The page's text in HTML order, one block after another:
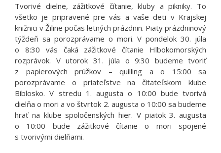
Tvorivé dielne, zážitkové čítanie, kluby a pikniky. To
všetko je pripravené pre vás a vaše deti v Krajskej
knižnici v Žiline počas letných prázdnin. Piaty prázdninový
týždeň sa porozprávame o mori. V pondelok 30. júla
o 8:30 vás čaká zážitkové čítanie Hlbokomorských
rozprávok. V utorok 31. júla o 9:30 budeme tvoriť
z papierových prúžkov – quilling a o 15:00 sa
porozprávame o priateľstve na čitateľskom klube
Biblosko. V stredu 1. augusta o 10:00 bude tvorivá
dielňa o mori a vo štvrtok 2. augusta o 10:00 sa budeme
hrať na klube spoločenských hier. V piatok 3. augusta
o 10:00 bude zážitkové čítanie o mori spojené
s tvorivými dielňami.